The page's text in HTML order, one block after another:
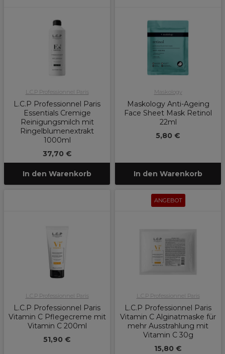
L.C.P Professionnel Paris
L.C.P Professionnel Paris
Essentials Cremige
Reinigungsmilch mit
Ringelblumenextrakt
1000ml
37,70 €
In den Warenkorb
Maskology
Maskology Anti-Ageing
Face Sheet Mask Retinol
22ml
5,80 €
In den Warenkorb
L.C.P Professionnel Paris
L.C.P Professionnel Paris
Vitamin C Pflegecreme mit
Vitamin C 200ml
51,90 €
ANGEBOT
L.C.P Professionnel Paris
L.C.P Professionnel Paris
Vitamin C Alginatmaske für
mehr Ausstrahlung mit
Vitamin C 30g
15,80 €